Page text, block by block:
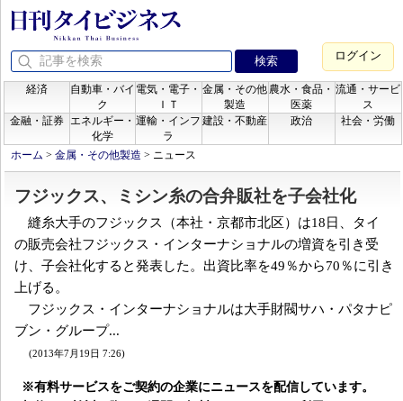
ログイン
経済
自動車・バイ
ク
電気・電子・
ＩＴ
金属・その他
製造
農水・食品・
医薬
流通・サービ
ス
金融・証券
エネルギー・
化学
運輸・インフ
ラ
建設・不動産 政治 社会・労働
ホーム > 金属・その他製造 > ニュース
フジックス、ミシン糸の合弁販社を子会社化
縫糸大手のフジックス（本社・京都市北区）は18日、タイ
の販売会社フジックス・インターナショナルの増資を引き受
け、子会社化すると発表した。出資比率を49％から70％に引き
上げる。
フジックス・インターナショナルは大手財閥サハ・パタナピ
ブン・グループ...
(2013年7月19日 7:26)
※有料サービスをご契約の企業にニュースを配信しています。